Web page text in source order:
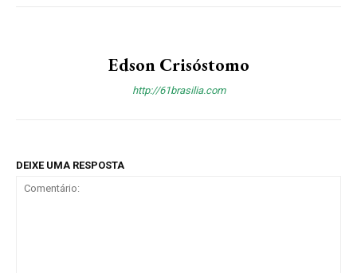
Edson Crisóstomo
http://61brasilia.com
DEIXE UMA RESPOSTA